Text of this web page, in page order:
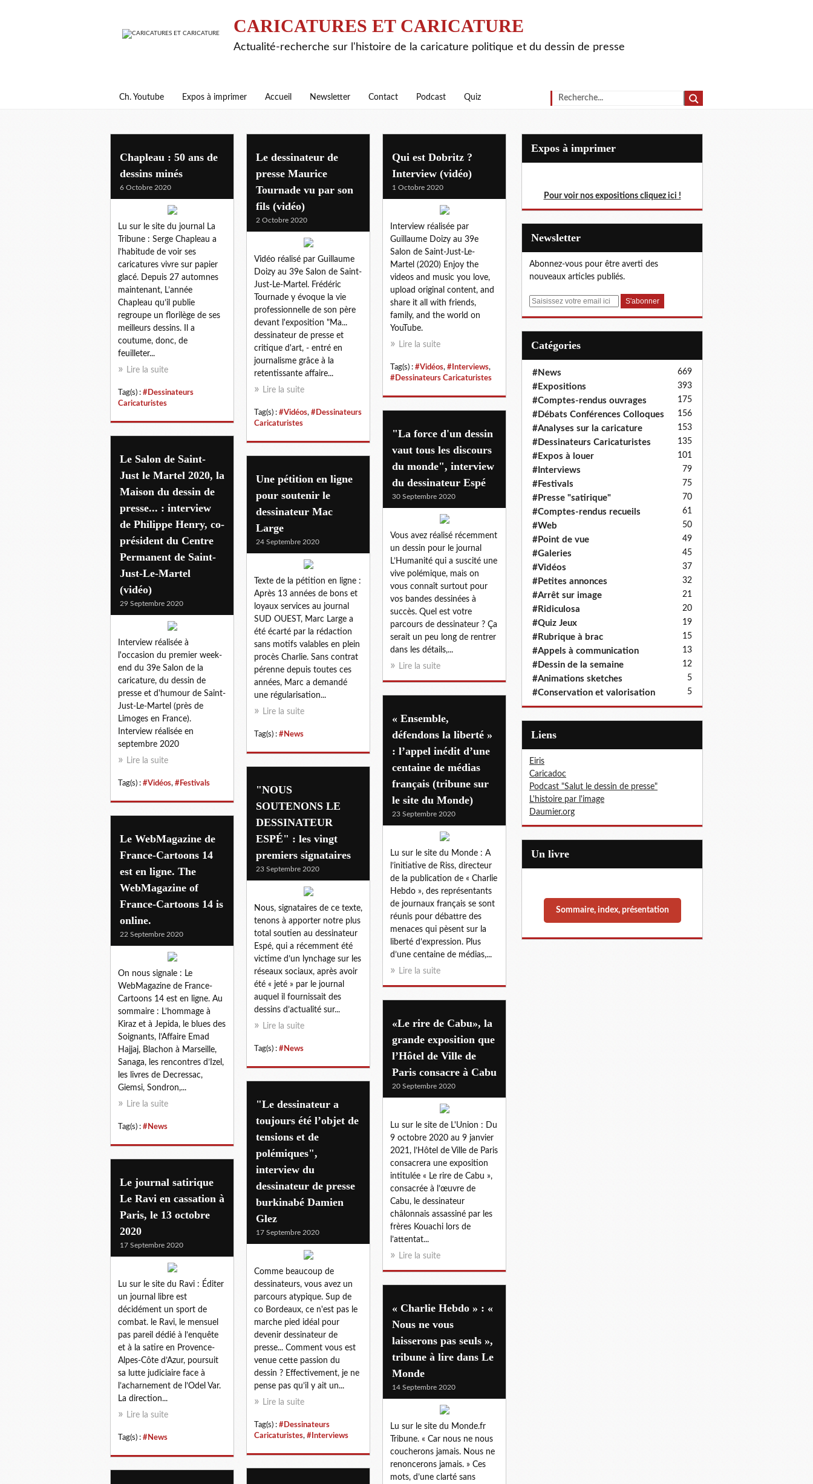
CARICATURES ET CARICATURE
Actualité-recherche sur l'histoire de la caricature politique et du dessin de presse
Ch. Youtube Expos à imprimer Accueil Newsletter Contact Podcast Quiz
Chapleau : 50 ans de
dessins minés
6 Octobre 2020
Lu sur le site du journal La
Tribune : Serge Chapleau a
l’habitude de voir ses
caricatures vivre sur papier
glacé. Depuis 27 automnes
maintenant, L’année
Chapleau qu’il publie
regroupe un florilège de ses
meilleurs dessins. Il a
coutume, donc, de
feuilleter...
Lire la suite
Tag(s) : #Dessinateurs
Caricaturistes
Le dessinateur de
presse Maurice
Tournade vu par son
fils (vidéo)
2 Octobre 2020
Vidéo réalisé par Guillaume
Doizy au 39e Salon de Saint-
Just-Le-Martel. Frédéric
Tournade y évoque la vie
professionnelle de son père
devant l'exposition "Ma...
dessinateur de presse et
critique d'art, - entré en
journalisme grâce à la
retentissante affaire...
Lire la suite
Tag(s) : #Vidéos, #Dessinateurs
Caricaturistes
Qui est Dobritz ?
Interview (vidéo)
1 Octobre 2020
Interview réalisée par
Guillaume Doizy au 39e
Salon de Saint-Just-Le-
Martel (2020) Enjoy the
videos and music you love,
upload original content, and
share it all with friends,
family, and the world on
YouTube.
Lire la suite
Tag(s) : #Vidéos, #Interviews,
#Dessinateurs Caricaturistes
"La force d'un dessin
vaut tous les discours
du monde", interview
du dessinateur Espé
30 Septembre 2020
Vous avez réalisé récemment
un dessin pour le journal
L’Humanité qui a suscité une
vive polémique, mais on
vous connaît surtout pour
vos bandes dessinées à
succès. Quel est votre
parcours de dessinateur ? Ça
serait un peu long de rentrer
dans les détails,...
Lire la suite
Le Salon de Saint-
Just le Martel 2020, la
Maison du dessin de
presse... : interview
de Philippe Henry, co-
président du Centre
Permanent de Saint-
Just-Le-Martel
(vidéo)
29 Septembre 2020
Interview réalisée à
l'occasion du premier week-
end du 39e Salon de la
caricature, du dessin de
presse et d'humour de Saint-
Just-Le-Martel (près de
Limoges en France).
Interview réalisée en
septembre 2020
Lire la suite
Tag(s) : #Vidéos, #Festivals
Une pétition en ligne
pour soutenir le
dessinateur Mac
Large
24 Septembre 2020
Texte de la pétition en ligne :
Après 13 années de bons et
loyaux services au journal
SUD OUEST, Marc Large a
été écarté par la rédaction
sans motifs valables en plein
procès Charlie. Sans contrat
pérenne depuis toutes ces
années, Marc a demandé
une régularisation...
Lire la suite
Tag(s) : #News
« Ensemble,
défendons la liberté »
: l’appel inédit d’une
centaine de médias
français (tribune sur
le site du Monde)
23 Septembre 2020
Lu sur le site du Monde : A
l’initiative de Riss, directeur
de la publication de « Charlie
Hebdo », des représentants
de journaux français se sont
réunis pour débattre des
menaces qui pèsent sur la
liberté d’expression. Plus
d’une centaine de médias,...
Lire la suite
"NOUS
SOUTENONS LE
DESSINATEUR
ESPÉ" : les vingt
premiers signataires
23 Septembre 2020
Nous, signataires de ce texte,
tenons à apporter notre plus
total soutien au dessinateur
Espé, qui a récemment été
victime d’un lynchage sur les
réseaux sociaux, après avoir
été « jeté » par le journal
auquel il fournissait des
dessins d’actualité sur...
Lire la suite
Tag(s) : #News
Le WebMagazine de
France-Cartoons 14
est en ligne. The
WebMagazine of
France-Cartoons 14 is
online.
22 Septembre 2020
On nous signale : Le
WebMagazine de France-
Cartoons 14 est en ligne. Au
sommaire : L’hommage à
Kiraz et à Jepida, le blues des
Soignants, l’Affaire Emad
Hajjaj, Blachon à Marseille,
Sanaga, les rencontres d’Izel,
les livres de Decressac,
Giemsi, Sondron,...
Lire la suite
Tag(s) : #News
«Le rire de Cabu», la
grande exposition que
l’Hôtel de Ville de
Paris consacre à Cabu
20 Septembre 2020
Lu sur le site de L'Union : Du
9 octobre 2020 au 9 janvier
2021, l’Hôtel de Ville de Paris
consacrera une exposition
intitulée « Le rire de Cabu »,
consacrée à l’œuvre de
Cabu, le dessinateur
châlonnais assassiné par les
frères Kouachi lors de
l’attentat...
Lire la suite
"Le dessinateur a
toujours été l’objet de
tensions et de
polémiques",
interview du
dessinateur de presse
burkinabé Damien
Glez
17 Septembre 2020
Comme beaucoup de
dessinateurs, vous avez un
parcours atypique. Sup de
co Bordeaux, ce n'est pas le
marche pied idéal pour
devenir dessinateur de
presse... Comment vous est
venue cette passion du
dessin ? Effectivement, je ne
pense pas qu’il y ait un...
Lire la suite
Tag(s) : #Dessinateurs
Caricaturistes, #Interviews
Le journal satirique
Le Ravi en cassation à
Paris, le 13 octobre
2020
17 Septembre 2020
Lu sur le site du Ravi : Éditer
un journal libre est
décidément un sport de
combat. le Ravi, le mensuel
pas pareil dédié à l’enquête
et à la satire en Provence-
Alpes-Côte d’Azur, poursuit
sa lutte judiciaire face à
l’acharnement de l’Odel Var.
La direction...
Lire la suite
Tag(s) : #News
« Charlie Hebdo » : «
Nous ne vous
laisserons pas seuls »,
tribune à lire dans Le
Monde
14 Septembre 2020
Lu sur le site du Monde.fr
Tribune. « Car nous ne nous
coucherons jamais. Nous ne
renoncerons jamais. » Ces
mots, d’une clarté sans
Expos à imprimer
Pour voir nos expositions cliquez ici !
Newsletter
Abonnez-vous pour être averti des
nouveaux articles publiés.
E
Catégories
#News 669
#Expositions 393
#Comptes-rendus ouvrages 175
#Débats Conférences Colloques 156
#Analyses sur la caricature 153
#Dessinateurs Caricaturistes 135
#Expos à louer 101
#Interviews 79
#Festivals 75
#Presse "satirique" 70
#Comptes-rendus recueils 61
#Web 50
#Point de vue 49
#Galeries 45
#Vidéos 37
#Petites annonces 32
#Arrêt sur image 21
#Ridiculosa 20
#Quiz Jeux 19
#Rubrique à brac 15
#Appels à communication 13
#Dessin de la semaine 12
#Animations sketches 5
#Conservation et valorisation 5
Liens
Eiris
Caricadoc
Podcast "Salut le dessin de presse"
L'histoire par l'image
Daumier.org
Un livre
Sommaire, index, présentation